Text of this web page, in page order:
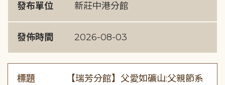
發布單位 新莊中港分館
發佈時間 2026-08-03
標題
【瑞芳分館】父愛如礦山:父親節系